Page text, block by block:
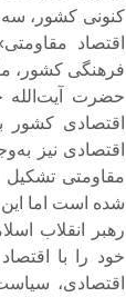
فرهنگی کشور،
حضرت آیت‌الله
اقتصادی
اقتصادی نیز
مقاومتی تشکیل
شده است اما
رهبر انقلاب
خود را با
اقتصادی،